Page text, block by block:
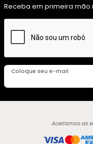
Receba em primeira mão
Coloque seu e-mail
Aceitamos as